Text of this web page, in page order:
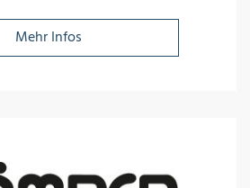
Mehr Infos